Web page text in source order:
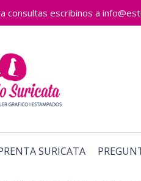
consultas escribinos a
SURICATA